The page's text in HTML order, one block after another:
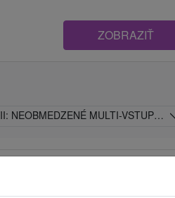
ZOBRAZIŤ
NEOBMEDZENÉ MULTI-VSTUPY